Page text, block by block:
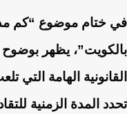
في ختام موضوع “كم
بالكويت”، يظهر بوضوح
القانونية الهامة
تحدد المدة الزمنية